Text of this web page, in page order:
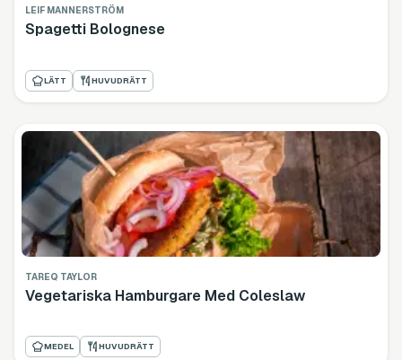
LEIF MANNERSTRÖM
Spagetti Bolognese
LÄTT HUVUDRÄTT
TAREQ TAYLOR
Vegetariska Hamburgare Med Coleslaw
MEDEL HUVUDRÄTT